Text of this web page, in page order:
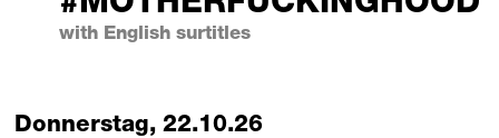
with English surtitles
Donnerstag, 22.10.26